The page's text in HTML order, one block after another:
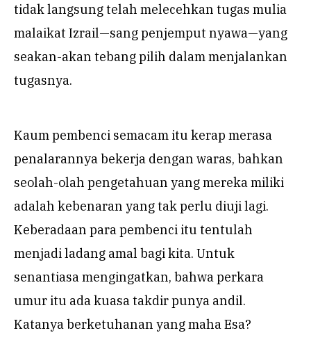
tidak langsung telah melecehkan tugas mulia
malaikat Izrail—sang penjemput nyawa—yang
seakan-akan tebang pilih dalam menjalankan
tugasnya.
Kaum pembenci semacam itu kerap merasa
penalarannya bekerja dengan waras, bahkan
seolah-olah pengetahuan yang mereka miliki
adalah kebenaran yang tak perlu diuji lagi.
Keberadaan para pembenci itu tentulah
menjadi ladang amal bagi kita. Untuk
senantiasa mengingatkan, bahwa perkara
umur itu ada kuasa takdir punya andil.
Katanya berketuhanan yang maha Esa?